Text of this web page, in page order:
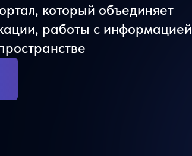
который объединяет
работы с информацией